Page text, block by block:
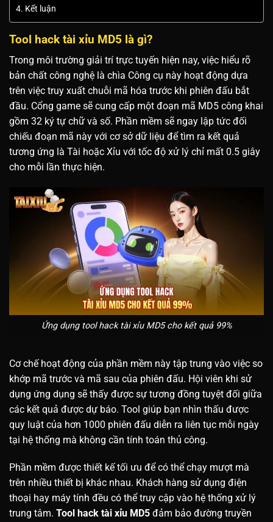
Kết luận
Tool hack tài xỉu MD5 là gì?
Trong môi trường giải trí trực tuyến hiện nay, việc hiểu rõ
bản chất công nghệ là chìa Công cụ này hoạt động dựa
trên việc truy xuất chuỗi mã hóa trước khi phiên đấu bắt
đầu. Cổng game sẽ cung cấp một đoạn mã MD5 công khai
gồm 32 ký tự chữ và số. Phần mềm sẽ ngay lập tức đối
chiếu đoạn mã này với cơ sở dữ liệu để tìm ra kết quả
tương ứng là Tài hoặc Xỉu với tốc độ xử lý chỉ mất 0.5 giây
cho mỗi lần thực hiện.
Ứng dụng tool hack tài xỉu MD5 cho kết quả 99%
Cơ chế hoạt động của phần mềm này tập trung vào việc so
khớp mã trước và mã sau của phiên đấu. Hội viên khi sử
dụng ứng dụng sẽ thấy được sự tương đồng tuyệt đối giữa
các kết quả được dự báo. Tool giúp bạn nhìn thấu được
quy luật của hơn 1000 phiên đấu diễn ra liên tục mỗi ngày
tại hệ thống mà không cần tính toán thủ công.
Phần mềm được thiết kế tối ưu để có thể chạy mượt mà
trên nhiều thiết bị khác nhau. Khách hàng sử dụng điện
thoại hay máy tính đều có thể truy cập vào hệ thống xử lý
trung tâm. Tool hack tài xỉu MD5 đảm bảo đường truyền